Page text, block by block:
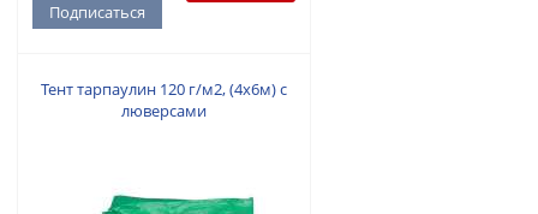
Подписаться
Тент тарпаулин 120 г/м2, (4х6м) с
люверсами